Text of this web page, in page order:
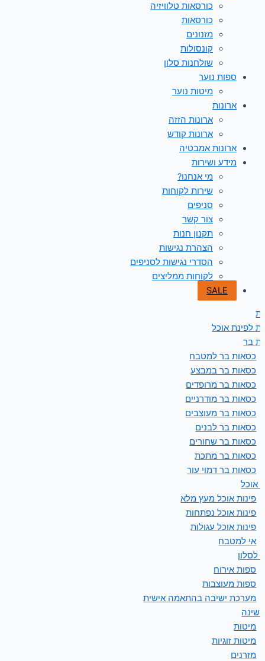
כורסאות טלוויזיה
כורסאות
מזנונים
קונסולות
שולחנות סלון
ספות נוער
מיטות נוער
ארונות
ארונות הזזה
ארונות קודש
ארונות אמבטיה
מידע ושירות
מי אנחנו?
שירות לקוחות
סניפים
צור קשר
תקנון חנות
הצהרת נגישות
הסדרי נגישות לסניפים
לקוחות ממליצים
SALE
לפינת אוכל
בר
כסאות בר למטבח
כסאות בר במבצע
כסאות בר מרופדים
כסאות בר מודרניים
כסאות בר מעוצבים
כסאות בר לבנים
כסאות בר שחורים
כסאות בר מתכת
כסאות בר דמוי עור
אוכל
פינות אוכל מעץ מלא
פינות אוכל נפתחות
פינות אוכל עגולות
אי למטבח
לסלון
ספות אירוח
ספות מעוצבות
מערכת ישיבה בהתאמה אישית
שינה
מיטות
מיטות זוגיות
מזרנים